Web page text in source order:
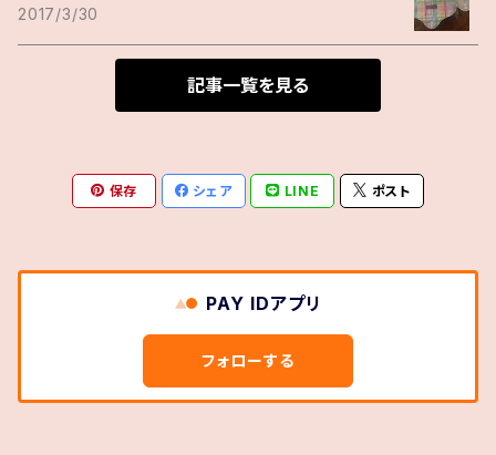
2017/3/30
記事一覧を見る
保存 シェア LINE ポスト
PAY IDアプリ
フォローする